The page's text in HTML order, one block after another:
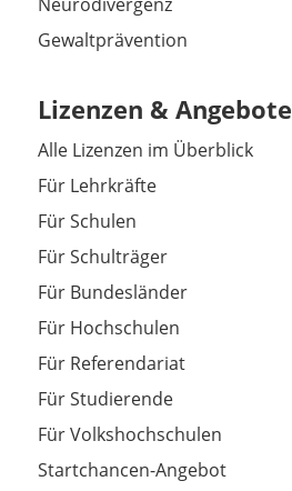
Gewaltprävention
Lizenzen & Angebote
Alle Lizenzen im Überblick
Für Lehrkräfte
Für Schulen
Für Schulträger
Für Bundesländer
Für Hochschulen
Für Referendariat
Für Studierende
Für Volkshochschulen
Startchancen-Angebot